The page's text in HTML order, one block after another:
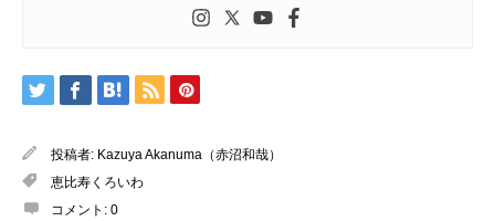
投稿者: Kazuya Akanuma（赤沼和哉）
恵比寿くろいわ
コメント: 0